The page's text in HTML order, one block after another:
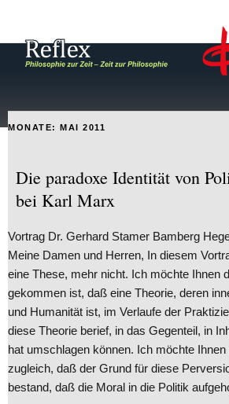
MONATE: MAI 2011
Die paradoxe Identität von
bei Karl Marx
Vortrag Dr. Gerhard Stamer Bamberg
Meine Damen und Herren, In diesem
eine These, mehr nicht. Ich möchte Ihnen
gekommen ist, daß eine Theorie, deren
und Humanität ist, im Verlaufe der
diese Theorie berief, in das Gegenteil, in
hat umschlagen können. Ich möchte
zugleich, daß der Grund für diese
bestand, daß die Moral in die Politik